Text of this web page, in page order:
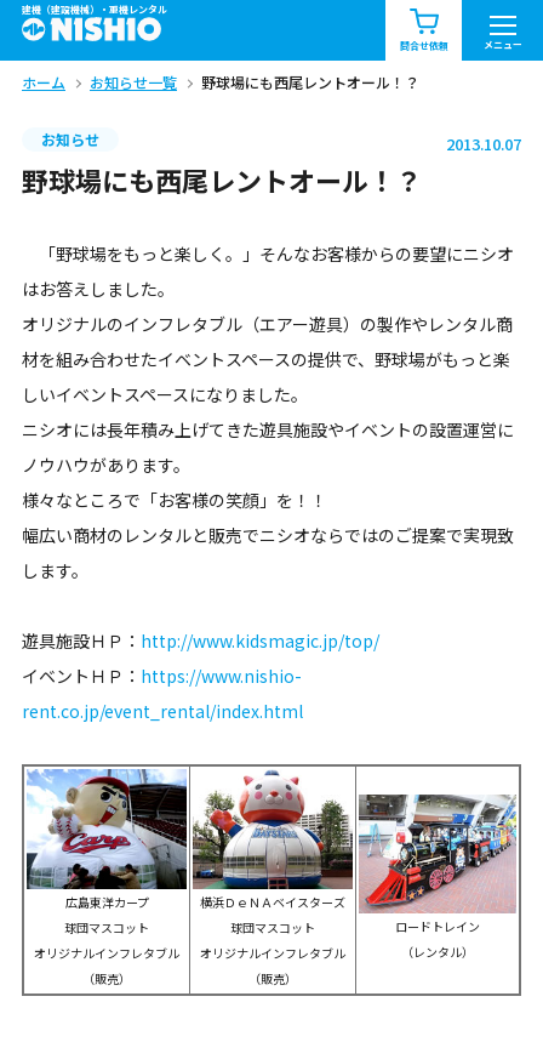
建機（建設機械）・重機レンタル
問合せ依頼 メニュー
商品一覧 お知らせ一覧
問合せ依頼リスト お問合せ
北海道 東北
中部 関西 中国・四国
九州・沖縄（外部）
ホーム お知らせ一覧 野球場にも西尾レントオール！？
お知らせ 2013.10.07
野球場にも西尾レントオール！？
「野球場をもっと楽しく。」そんなお客様からの要望にニシオ
はお答えしました。
オリジナルのインフレタブル（エアー遊具）の製作やレンタル商
材を組み合わせたイベントスペースの提供で、野球場がもっと楽
しいイベントスペースになりました。
ニシオには長年積み上げてきた遊具施設やイベントの設置運営に
ノウハウがあります。
様々なところで「お客様の笑顔」を！！
幅広い商材のレンタルと販売でニシオならではのご提案で実現致
します。
遊具施設ＨＰ： http://www.kidsmagic.jp/top/
イベントＨＰ： https://www.nishio-
rent.co.jp/event_rental/index.html
広島東洋カープ
球団マスコット
オリジナルインフレタブル
（販売）
横浜ＤｅＮＡベイスターズ
球団マスコット
オリジナルインフレタブル
（販売）
ロードトレイン
（レンタル）